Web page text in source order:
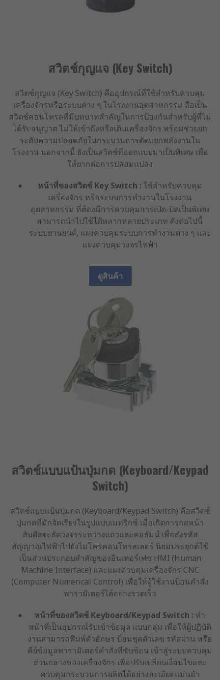
สวิตช์กุญแจ (Key Switch)
สวิตช์กุญแจ (Key Switch) คืออุปกรณ์ที่ใช้สำหรับควบคุม
เครื่องจักรหรือระบบต่าง ๆ ในโรงงานอุตสาหกรรม ถือเป็น
สวิตช์คอนโทรลที่มีบทบาทสำคัญในการป้องกันสำหรับผู้ที่ไม่
ได้รับอนุญาต ไม่ให้เข้าถึงหรือเดินเครื่องจักร พร้อมช่วยยก
ระดับความปลอดภัยในกระบวนการตัดแยกพลังงานใน
โรงงาน นอกจากนี้ ยังเป็นสวิตช์ที่ออกแบบมาเป็นพิเศษ เพื่อ
ให้ยากต่อการปลอมแปลง
หน้าที่ของสวิตช์ Key Switch : ใช้สำหรับควบคุม
เครื่องจักร หรือระบบการทำงานในโรงงาน
อุตสาหกรรม ที่ต้องมีการควบคุมการเปิด-ปิดเป็นพิเศษ
สามารถนำไปใช้ได้หลากหลายประเภท ดังต่อไปนี้
ระบบยานยนต์, แผงควบคุมระบบการทำงานต่าง ๆ และ
แผงควบคุมวงจรไฟฟ้า
ดูสินค้า
สวิตช์แบบแป้นปุ่มกด (Keyboard/Keypad
Switch)
สวิตช์แบบแป้นปุ่มกด (Keyboard/Keypad Switch) คือสวิตช์
ปุ่มกดที่มักจัดเรียงในรูปแบบเมทริกซ์ เมื่อเกิดการกดหน้า
สัมผัสจะลัดวงจรระหว่างแถวและคอลัมน์ เพื่อส่งรหัส
สัญญาณไฟฟ้าไปยังไมโครคอนโทรลเลอร์ นิยมประยุกต์ใช้
เป็นส่วนประกอบสำคัญของอินเทอร์เฟซ HMI (Human
Machine Interface) และแผงควบคุมเครื่องจักร CNC
(Computer Numerical Control) เพื่อให้ผู้ใช้งานป้อนคำสั่ง
พารามิเตอร์ได้อย่างรวดเร็ว
หน้าที่ของสวิตช์ Keyboard/Keypad Switch : ทำ
หน้าที่เป็นอุปกรณ์รับเข้าข้อมูล แบบกลุ่ม เพื่อให้ผู้ปฏิบัติ
งานสามารถพิมพ์ตัวอักษร ป้อนชุดตัวเลข รหัสผ่าน หรือ
คีย์ข้อมูลพารามิเตอร์คำสั่งที่ซับซ้อน เข้าสู่ระบบควบคุม
ส่วนกลางของเครื่องจักร เพื่อปรับเปลี่ยนเงื่อนไขและ
ควบคุมกระบวนการผลิตได้อย่างละเอียดแม่นยำ